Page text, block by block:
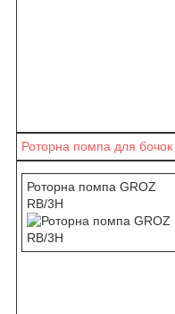
Роторна помпа для бочок
Роторна помпа GROZ
RB/3H